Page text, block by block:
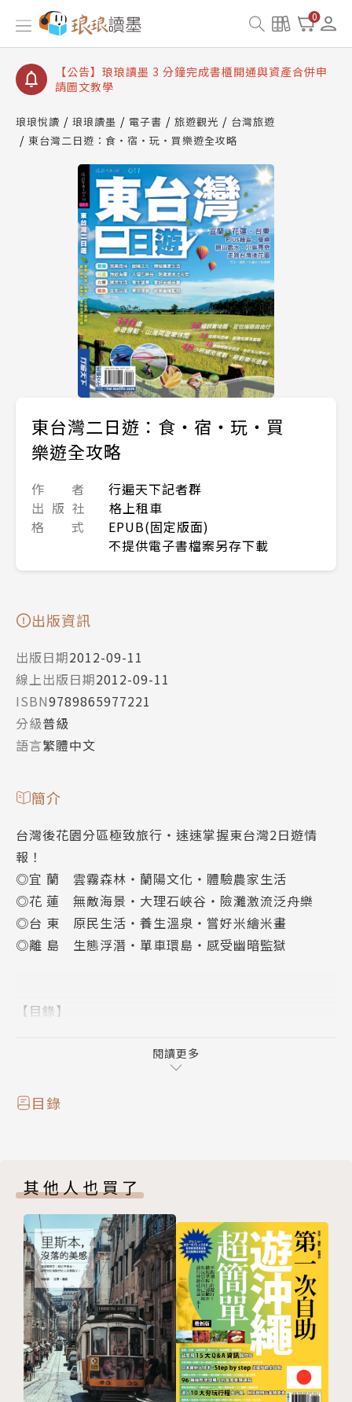
0
【公告】琅琅讀墨數位閱讀資產合併與書櫃開通申請
【公告】琅琅讀墨書櫃開通常見問題
【公告】琅琅讀墨 3 分鐘完成書櫃開通與資產合併申
請圖文教學
查詢
【公告】因 Readmoo 讀墨系統維護中，本站同步暫
停部分閱讀服務
琅琅悅讀 琅琅讀墨 電子書 旅遊觀光
台灣旅遊
東台灣二日遊：食‧宿‧玩‧買樂遊全攻略
東台灣二日遊：食‧宿‧玩‧買
樂遊全攻略
作 者
行遍天下記者群
出 版 社
格上租車
格 式
EPUB(固定版面)
不提供電子書檔案另存下載
出版資訊
出版日期2012-09-11
線上出版日期2012-09-11
ISBN9789865977221
分級普級
語言繁體中文
簡介
台灣後花園分區極致旅行‧速速掌握東台灣2日遊情
報！
◎宜 蘭 雲霧森林‧蘭陽文化‧體驗農家生活
◎花 蓮 無敵海景‧大理石峽谷‧險灘激流泛舟樂
◎台 東 原民生活‧養生溫泉‧嘗好米繪米畫
◎離 島 生態浮潛‧單車環島‧感受幽暗監獄
【目錄】
‧礁溪
‧宜蘭市
‧宜蘭市‧員山
漫遊都會河畔賞風景
‧員山‧三星
煮地熱蛋品蔥蒜餐
‧羅東‧五結‧冬山
漫步河岸緩慢之美
‧蘇澳
天下奇泉慢享樂
閱讀更多
目錄
其他人也買了